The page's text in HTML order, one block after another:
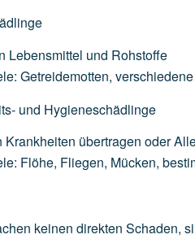
Lebensmittel und Rohstoffe
Getreidemotten, verschiedene
und Hygieneschädlinge
Krankheiten übertragen oder
Flöhe, Fliegen, Mücken,
keinen direkten Schaden,